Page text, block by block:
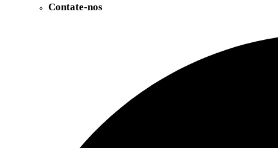
Contate-nos